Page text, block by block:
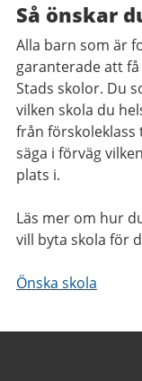
Så önskar
Alla barn som är
garanterade att
Stads skolor. Du
vilken skola du
från förskoleklass
säga i förväg
plats i.
Läs mer om hur
vill byta skola för
Önska skola